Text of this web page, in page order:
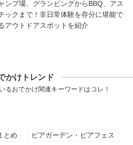
ンプ場、グランピングからBBQ、アス
ックまで！非日常体験を存分に堪能で
アウトドアスポットを紹介
かけトレンド
るおでかけ関連キーワードはコレ！
とめ ビアガーデン・ビアフェス